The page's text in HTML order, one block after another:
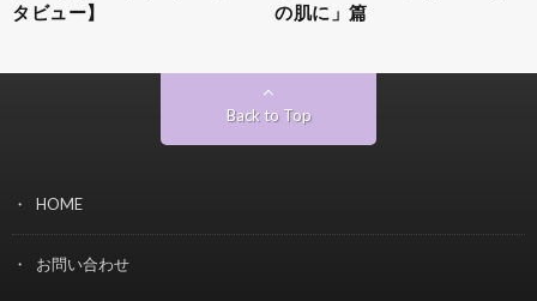
タビュー】
の肌に」篇
Back to Top
HOME
お問い合わせ